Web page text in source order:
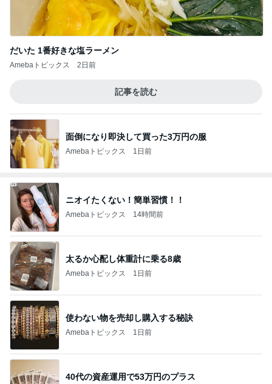
だいた 1番好きな塩ラーメン
Amebaトピックス 2日前
記事を読む
面倒になり即決して買った3万円の服
Amebaトピックス 1日前
ニオイたくない！簡単習慣！！
Amebaトピックス 14時間前
太るか心配し体重計に乗る8歳
Amebaトピックス 1日前
使わない物を売却し購入する秘訣
Amebaトピックス 1日前
40代の資産運用で53万円のプラス